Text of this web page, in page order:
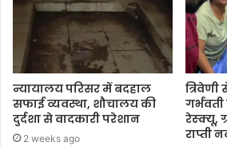
न्यायालय परिसर में बदहाल
सफाई व्यवस्था, शौचालय की
दुर्दशा से वादकारी परेशान
2 weeks ago
रेस्क्यू,
राप्ती